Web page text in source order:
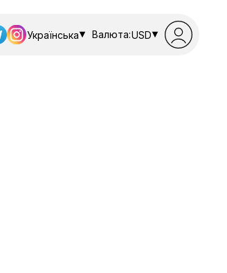
Українська Валюта:USD